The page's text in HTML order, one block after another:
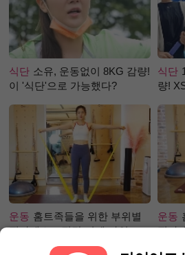
식단 소유, 운동없이 8KG 감량!
이 '식단'으로 가능했다?
식단
량!
운동 홈트족들을 위한 부위별
필라테스 – 직각 어깨 라인 만
운동
필라